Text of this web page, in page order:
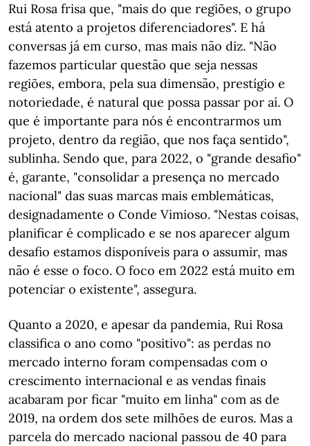
Rui Rosa frisa que, "mais do que regiões, o grupo
está atento a projetos diferenciadores". E há
conversas já em curso, mas mais não diz. "Não
fazemos particular questão que seja nessas
regiões, embora, pela sua dimensão, prestígio e
notoriedade, é natural que possa passar por aí. O
que é importante para nós é encontrarmos um
projeto, dentro da região, que nos faça sentido",
sublinha. Sendo que, para 2022, o "grande desafio"
é, garante, "consolidar a presença no mercado
nacional" das suas marcas mais emblemáticas,
designadamente o Conde Vimioso. "Nestas coisas,
planificar é complicado e se nos aparecer algum
desafio estamos disponíveis para o assumir, mas
não é esse o foco. O foco em 2022 está muito em
potenciar o existente", assegura.
Quanto a 2020, e apesar da pandemia, Rui Rosa
classifica o ano como "positivo": as perdas no
mercado interno foram compensadas com o
crescimento internacional e as vendas finais
acabaram por ficar "muito em linha" com as de
2019, na ordem dos sete milhões de euros. Mas a
parcela do mercado nacional passou de 40 para